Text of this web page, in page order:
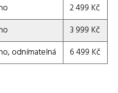
2 499 Kč
3 999 Kč
odnímatelná 6 499 Kč